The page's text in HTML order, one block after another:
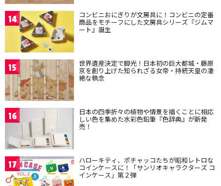
14 コンビニおにぎりが文房具に！コンビニの定番
商品をモチーフにした文房具シリーズ『ジムマ
ート』誕生
15 世界遺産決定で脚光！日本初の巨大都城・藤原
京を創り上げた知られざる女帝・持統天皇の凄
絶な執念
16 日本の四季折々の植物や情景を描くことに相応
しい色を集めた水彩色鉛筆『色辞典』が新発
売！
17 ハローキティ、ポチャッコたちが昭和レトロな
コインケースに！「サンリオキャラクターズ コ
インケース」第２弾